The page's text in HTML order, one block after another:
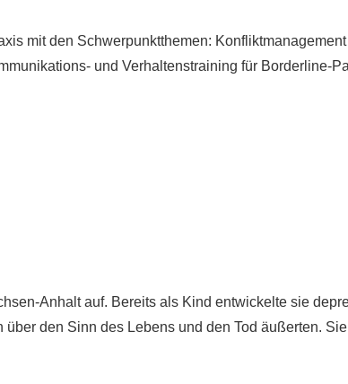
mit den Schwerpunktthemen: Konfliktmanagement
und Verhaltenstraining für Borderline-
Anhalt auf. Bereits als Kind entwickelte sie
den Sinn des Lebens und den Tod äußerten.